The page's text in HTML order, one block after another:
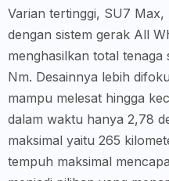
Varian tertinggi, SU7
dengan sistem gerak All
menghasilkan total
Nm. Desainnya lebih
mampu melesat hingga
dalam waktu hanya 2,78
maksimal yaitu 265
tempuh maksimal